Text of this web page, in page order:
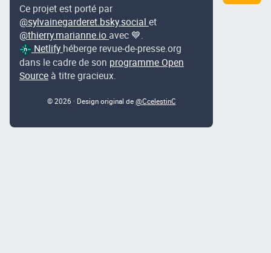
Ce projet est porté par
@sylvainegarderet.bsky.social et
@thierry.marianne.io avec 💙.
Netlify héberge revue-de-presse.org
dans le cadre de son programme Open
Source à titre gracieux.
© 2026 · Design original de @CcelestinC